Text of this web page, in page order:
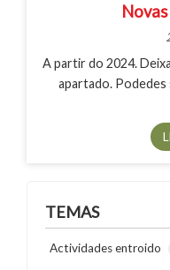
TEMAS
Actividades entroido
A partir do 2024.
apartado. Podedes